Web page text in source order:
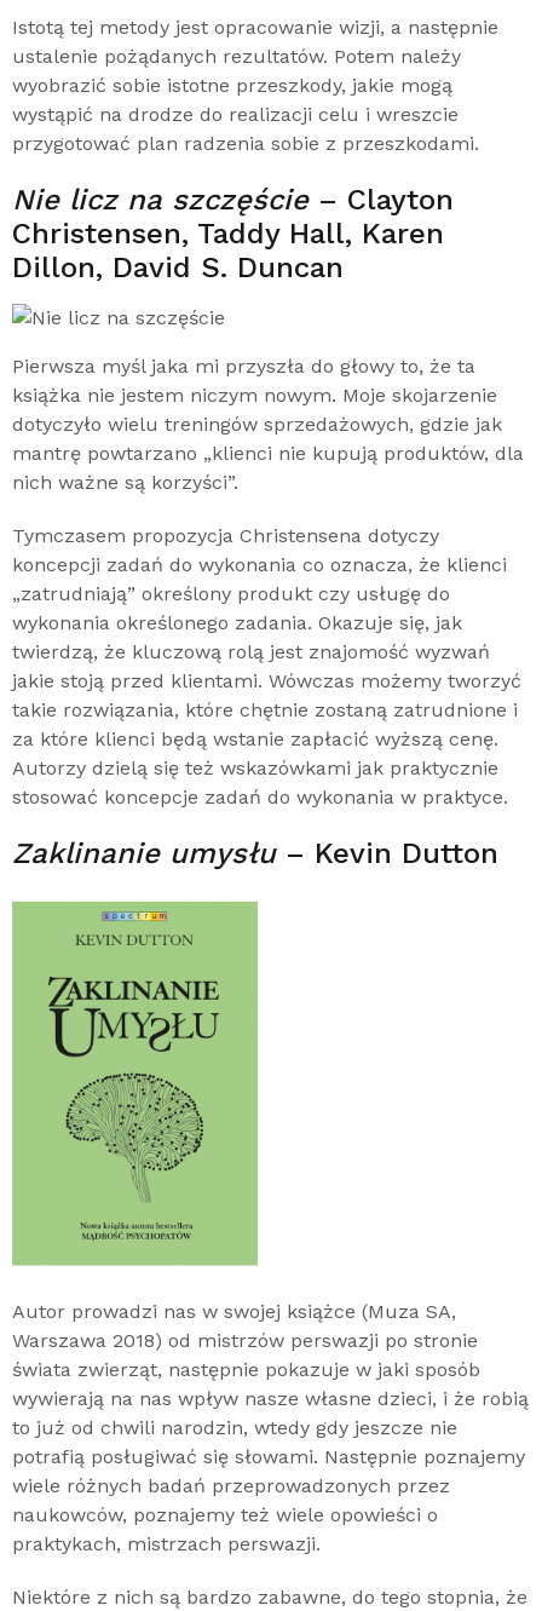
Istotą tej metody jest opracowanie wizji, a następnie
ustalenie pożądanych rezultatów. Potem należy
wyobrazić sobie istotne przeszkody, jakie mogą
wystąpić na drodze do realizacji celu i wreszcie
przygotować plan radzenia sobie z przeszkodami.
Nie licz na szczęście– Clayton
Christensen, Taddy Hall, Karen
Dillon, David S. Duncan
Pierwsza myśl jaka mi przyszła do głowy to, że ta
książka nie jestem niczym nowym. Moje skojarzenie
dotyczyło wielu treningów sprzedażowych, gdzie jak
mantrę powtarzano „klienci nie kupują produktów, dla
nich ważne są korzyści”.
Tymczasem propozycja Christensena dotyczy
koncepcji zadań do wykonania co oznacza, że klienci
„zatrudniają” określony produkt czy usługę do
wykonania określonego zadania. Okazuje się, jak
twierdzą, że kluczową rolą jest znajomość wyzwań
jakie stoją przed klientami. Wówczas możemy tworzyć
takie rozwiązania, które chętnie zostaną zatrudnione i
za które klienci będą wstanie zapłacić wyższą cenę.
Autorzy dzielą się też wskazówkami jak praktycznie
stosować koncepcje zadań do wykonania w praktyce.
Zaklinanie umysłu– Kevin Dutton
Autor prowadzi nas w swojej książce (Muza SA,
Warszawa 2018) od mistrzów perswazji po stronie
świata zwierząt, następnie pokazuje w jaki sposób
wywierają na nas wpływ nasze własne dzieci, i że robią
to już od chwili narodzin, wtedy gdy jeszcze nie
potrafią posługiwać się słowami. Następnie poznajemy
wiele różnych badań przeprowadzonych przez
naukowców, poznajemy też wiele opowieści o
praktykach, mistrzach perswazji.
Niektóre z nich są bardzo zabawne, do tego stopnia, że